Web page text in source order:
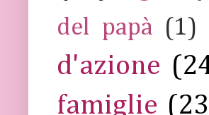
del papà (1)
d'azione
famiglie